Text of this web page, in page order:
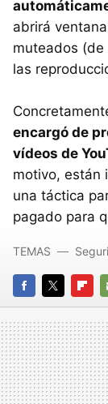
abrirá
muteados (de
las
encargó de
vídeos de
motivo, están
una táctica
pagado para
FACEBOOK
TWITTER
TEMAS